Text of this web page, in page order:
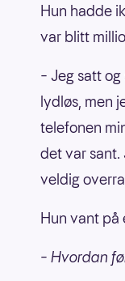
Hun hadde
var blitt
– Jeg satt
lydløs, men
telefonen
det var sant.
veldig
Hun vant på
– Hvordan